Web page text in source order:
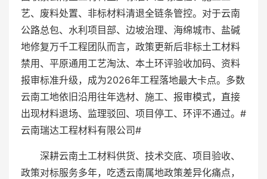
艺、废料处置、非标材料清退全链条管控。对于云南
公路总包、水利项目部、边坡治理、海绵城市、盐碱
地修复万千工程团队而言，政策更新后非标土工材料
禁用、平原通用工艺淘汰、本土环评验收加码、资料
报审标准升级，成为2026年工程落地最大卡点。多数
云南工地依旧沿用往年选材、施工、报审模式，直接
出现材料退场、监理驳回、项目停工、环评不通过。#
云南瑞达工程材料有限公司#
深耕云南土工材料供货、技术交底、项目验收、
政策对标服务多年，吃透云南属地政策差异化痛点，